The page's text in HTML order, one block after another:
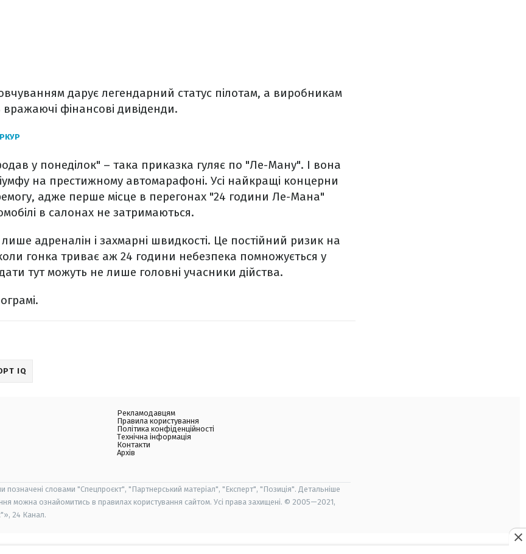
дарує легендарний статус пілотам, а виробникам
фінансові дивіденди.
у понеділок" – така приказка гуляє по "Ле-Ману". І вона
на престижному автомарафоні. Усі найкращі концерни
адже перше місце в перегонах "24 години Ле-Мана"
в салонах не затримаються.
адреналін і захмарні швидкості. Це постійний ризик на
гонка триває аж 24 години небезпека помножується у
тут можуть не лише головні учасники дійства.
IQ
Рекламодавцям
Правила користування
Політика конфіденційності
Технічна інформація
Контакти
Архів
позначені словами "Спецпроєкт", "Партнерський матеріал", "Експерт", "Позиція". Детальніше
можна ознайомитись в правилах користування сайтом. Усі права захищені. © 2005—2021,
24 Канал.